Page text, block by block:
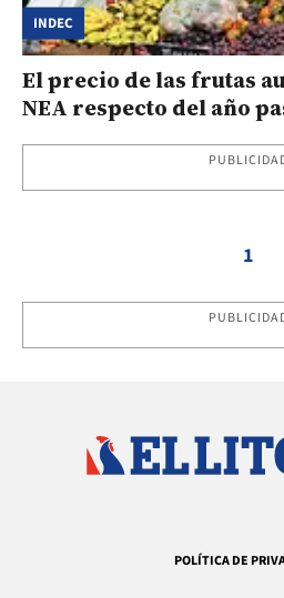
INDEC
El precio de las frutas
NEA respecto del año
1
POLÍTICA DE